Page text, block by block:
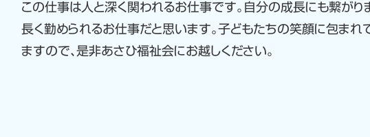
この仕事は人と深く関われるお仕事です。自分の成長にも繋がり
長く勤められるお仕事だと思います。子どもたちの笑顔に包まれ
ますので、是非あさひ福祉会にお越しください。